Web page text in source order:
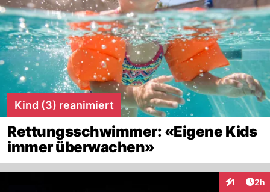
Kind (3) reanimiert
Rettungsschwimmer: «Eigene Kids
immer überwachen»
1 2h